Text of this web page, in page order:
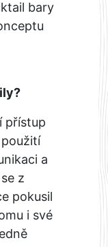
bary
přístup
a
z
pokusil
i své